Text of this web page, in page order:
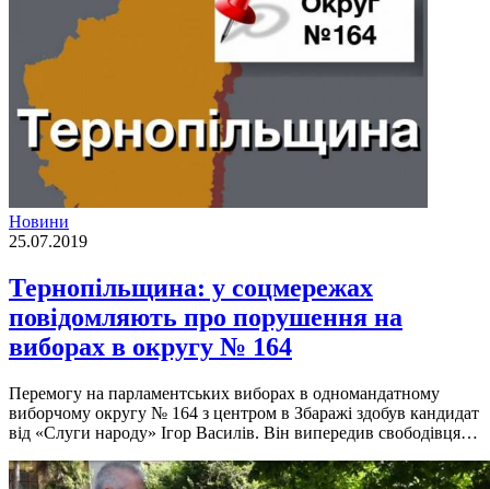
Новини
25.07.2019
Тернопільщина: у соцмережах
повідомляють про порушення на
виборах в округу № 164
Перемогу на парламентських виборах в одномандатному
виборчому округу № 164 з центром в Збаражі здобув кандидат
від «Слуги народу» Ігор Василів. Він випередив свободівця…